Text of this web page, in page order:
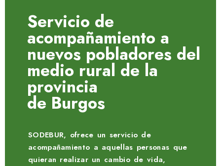
Servicio de
acompañamiento a
nuevos pobladores del
medio rural de la
provincia
de Burgos
SODEBUR, ofrece un servicio de
acompañamiento a aquellas personas que
quieran realizar un cambio de vida,